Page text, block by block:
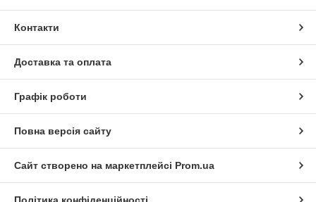
Контакти
Доставка та оплата
Графік роботи
Повна версія сайту
Сайт створено на маркетплейсі Prom.ua